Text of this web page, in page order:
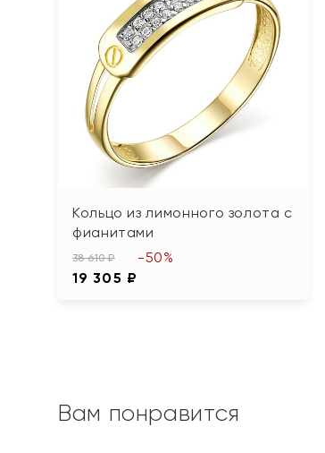
Кольцо из лимонного золота с
фианитами
38 610 ₽
19 305 ₽
-50%
Вам понравится